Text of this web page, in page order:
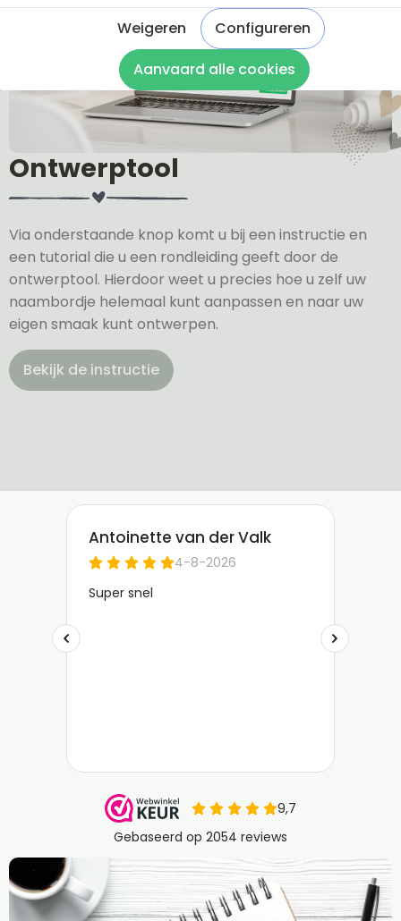
Ontwerptool
Via onderstaande knop komt u bij een instructie en
een tutorial die u een rondleiding geeft door de
ontwerptool. Hierdoor weet u precies hoe u zelf uw
naambordje helemaal kunt aanpassen en naar uw
eigen smaak kunt ontwerpen.
Bekijk de instructie
Weigeren
Configureren
Aanvaard alle cookies